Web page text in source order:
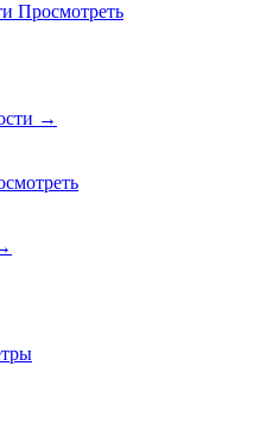
Просмотреть
→